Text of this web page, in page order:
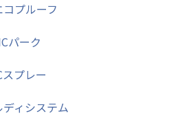
コプルーフ
パーク
スプレー
ディシステム